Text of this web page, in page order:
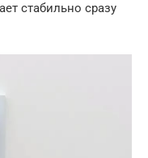
стабильно сразу